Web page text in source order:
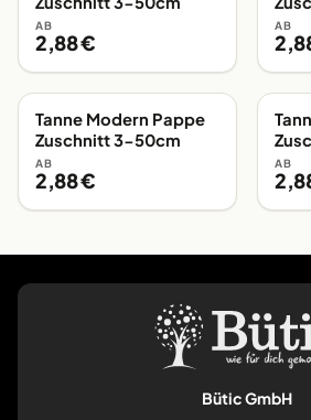
AB
2,88 €
AB
EIGENE FERTIGUNG
Tanne Modern Pappe
Zuschnitt 3-50cm
AB
2,88 €
AB
Bütic GmbH